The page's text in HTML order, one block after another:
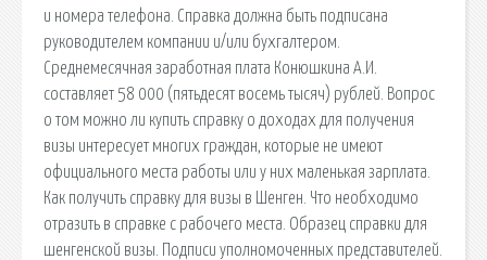
и номера телефона. Справка должна быть подписана
руководителем компании и/или бухгалтером.
Среднемесячная заработная плата Конюшкина А.И.
составляет 58 000 (пятьдесят восемь тысяч) рублей. Вопрос
о том можно ли купить справку о доходах для получения
визы интересует многих граждан, которые не имеют
официального места работы или у них маленькая зарплата.
Как получить справку для визы в Шенген. Что необходимо
отразить в справке с рабочего места. Образец справки для
шенгенской визы. Подписи уполномоченных представителей.